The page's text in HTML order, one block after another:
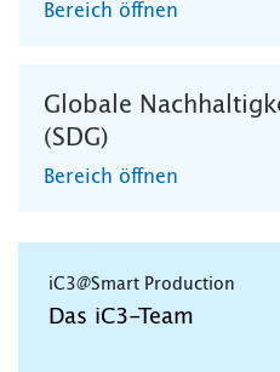
Bereich öffnen
Globale
(SDG)
Bereich öffnen
iC3@Smart Production
Das iC3-Team